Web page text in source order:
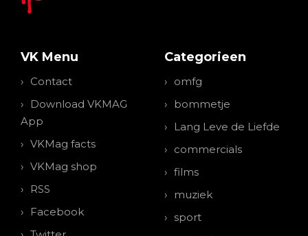
VK Menu
Contact
Download VKMAG
App
VKMag facts
VKMag shop
RSS
Facebook
Categorieen
omfg
bommetje
Lang Leve de Liefde
commercials
films
muziek
sport